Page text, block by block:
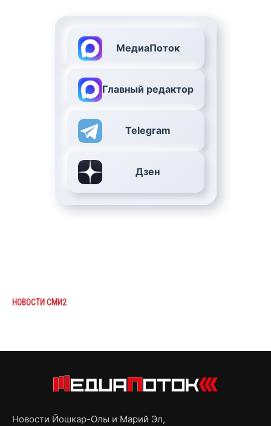
МедиаПоток
Главный редактор
Telegram
Дзен
НОВОСТИ СМИ2
Новости Йошкар-Олы и Марий Эл,